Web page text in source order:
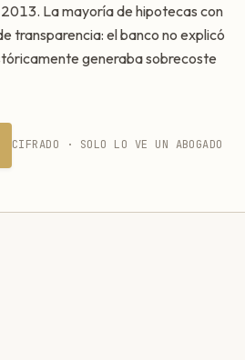
La mayoría de hipotecas con
transparencia: el banco no explicó
generaba sobrecoste
CIFRADO · SOLO LO VE UN ABOGADO